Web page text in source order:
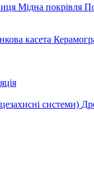
Мідна покрівля
касета
системи)